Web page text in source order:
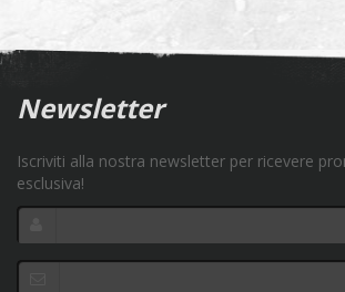
Newsletter
Iscriviti alla nostra newsletter per ricevere
esclusiva!